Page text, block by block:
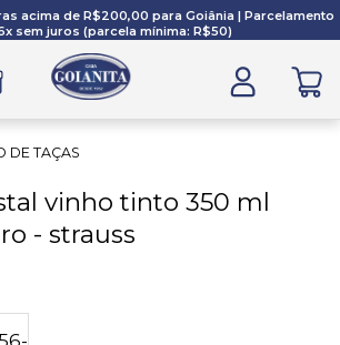
acima de R$200,00 para Goiânia | Parcelamento
sem juros (parcela mínima: R$50)
DE TAÇAS
vinho tinto 350 ml
- strauss